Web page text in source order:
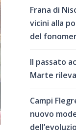
Frana di
vicini alla
del
Il passato
Marte
Campi
nuovo